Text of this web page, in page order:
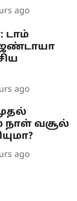
ago
டாம்
ago
நாள் வசூல்
ago